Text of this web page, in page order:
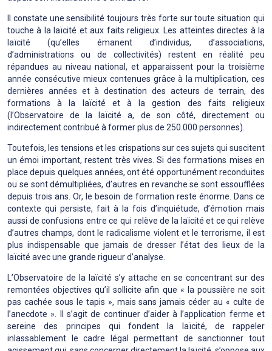
Il constate une sensibilité toujours très forte sur toute situation qui
touche à la laïcité et aux faits religieux. Les atteintes directes à la
laïcité (qu’elles émanent d’individus, d’associations,
d’administrations ou de collectivités) restent en réalité peu
répandues au niveau national, et apparaissent pour la troisième
année consécutive mieux contenues grâce à la multiplication, ces
dernières années et à destination des acteurs de terrain, des
formations à la laïcité et à la gestion des faits religieux
(l’Observatoire de la laïcité a, de son côté, directement ou
indirectement contribué à former plus de 250.000 personnes).
Toutefois, les tensions et les crispations sur ces sujets qui suscitent
un émoi important, restent très vives. Si des formations mises en
place depuis quelques années, ont été opportunément reconduites
ou se sont démultipliées, d’autres en revanche se sont essoufflées
depuis trois ans. Or, le besoin de formation reste énorme. Dans ce
contexte qui persiste, fait à la fois d’inquiétude, d’émotion mais
aussi de confusions entre ce qui relève de la laïcité et ce qui relève
d’autres champs, dont le radicalisme violent et le terrorisme, il est
plus indispensable que jamais de dresser l’état des lieux de la
laïcité avec une grande rigueur d’analyse.
L’Observatoire de la laïcité s’y attache en se concentrant sur des
remontées objectives qu’il sollicite afin que « la poussière ne soit
pas cachée sous le tapis », mais sans jamais céder au « culte de
l’anecdote ». Il s’agit de continuer d’aider à l’application ferme et
sereine des principes qui fondent la laïcité, de rappeler
inlassablement le cadre légal permettant de sanctionner tout